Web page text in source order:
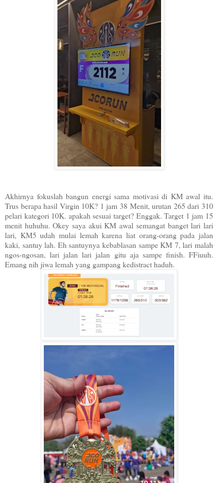
Akhirnya fokuslah bangun energi sama motivasi di KM awal itu.
Trus berapa hasil Virgin 10K? 1 jam 38 Menit, urutan 265 dari 310
pelari kategori 10K. apakah sesuai target? Enggak. Target 1 jam 15
menit huhuhu. Okey saya akui KM awal semangat banget lari lari
lari, KM5 udah mulai lemah karena liat orang-orang pada jalan
kaki, santuy lah. Eh santuynya kebablasan sampe KM 7, lari malah
ngos-ngosan, lari jalan lari jalan gitu aja sampe finish. FFiuuh.
Emang nih jiwa lemah yang gampang kedistract haduh.